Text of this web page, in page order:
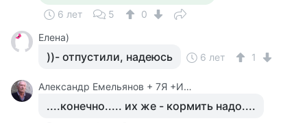
6 лет 5
0
Елена)
))- отпустили, надеюсь 6 лет 1
Александр Емельянов + 7Я +Инструктор Туризма
....конечно..... их же - кормить надо....